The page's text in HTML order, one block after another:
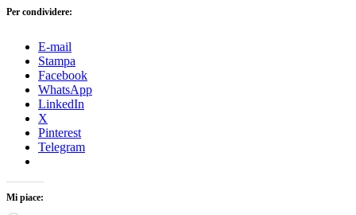
Per condividere:
E-mail
Stampa
Facebook
WhatsApp
LinkedIn
X
Pinterest
Telegram
Mi piace: